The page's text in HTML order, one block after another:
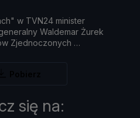
w TVN24 minister
Waldemar Żurek
w Zjednoczonych
się na: